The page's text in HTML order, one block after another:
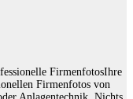
FirmenfotosIhre
Firmenfotos von